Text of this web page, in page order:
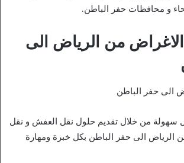
و محافظات حفر الباطن.
من الرياض الى
الى حفر الباطن
سهولة من خلال تقديم حلول نقل العفش و نقل
الرياض الى حفر الباطن بكل خبرة ومهارة